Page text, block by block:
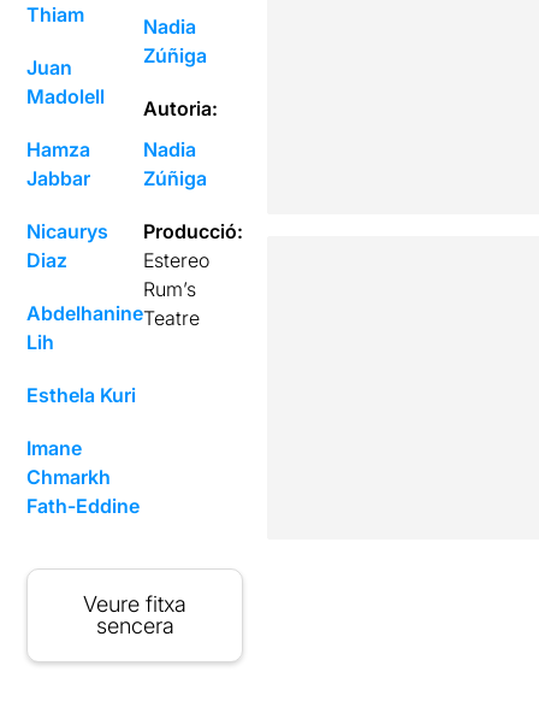
Thiam
Juan
Madolell
Hamza
Jabbar
Nicaurys
Diaz
Abdelhanine
Lih
Esthela Kuri
Imane
Chmarkh
Fath-Eddine
Nadia
Zúñiga
Autoria:
Nadia
Zúñiga
Producció:
Estereo
Rum’s
Teatre
Veure fitxa
sencera